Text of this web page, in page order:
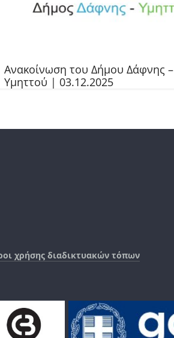
Ανακοίνωση του Δήμου Δάφνης –
Υμηττού | 03.12.2025
χρήσης διαδικτυακών τόπων